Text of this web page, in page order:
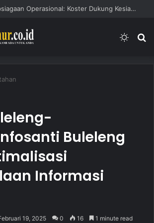
Latihan Kesiapsiagaan Operasional: Koster Dukung Kesiapsiagaan Bencana
Switch
Buleleng
Informasi
19, 2025 0 16 1 minute read